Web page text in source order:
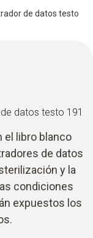
de datos testo
datos testo 191
el libro blanco
de datos
y la
condiciones
expuestos los